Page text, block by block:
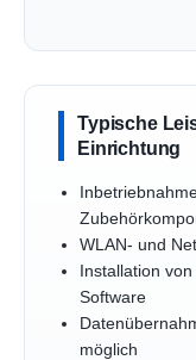
Typische
Einrichtung
WLAN- und
Installation
Software
möglich